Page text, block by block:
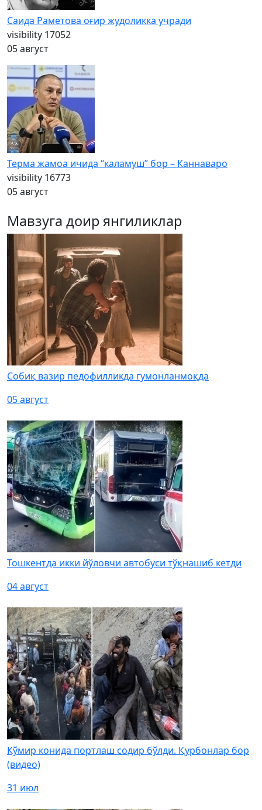
Саида Раметова оғир жудоликка учради
visibility 17052
05 август
Терма жамоа ичида “каламуш” бор – Каннаваро
visibility 16773
05 август
Мавзуга доир янгиликлар
Собиқ вазир педофилликда гумонланмоқда
05 август
Тошкентда икки йўловчи автобуси тўқнашиб кетди
04 август
Кўмир конида портлаш содир бўлди. Қурбонлар бор
(видео)
31 июл